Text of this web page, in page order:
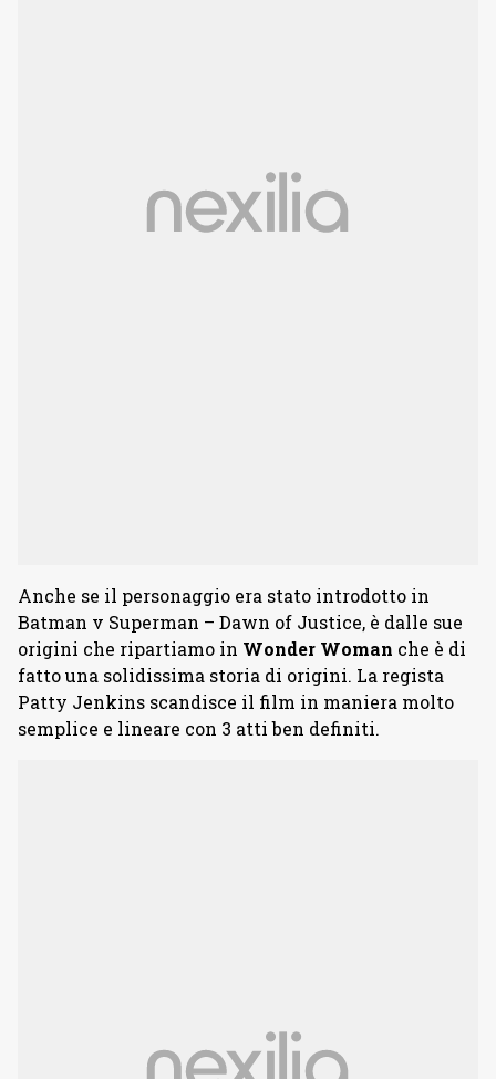
Anche se il personaggio era stato introdotto in
Batman v Superman – Dawn of Justice, è dalle sue
origini che ripartiamo in Wonder Woman che è di
fatto una solidissima storia di origini. La regista
Patty Jenkins scandisce il film in maniera molto
semplice e lineare con 3 atti ben definiti.